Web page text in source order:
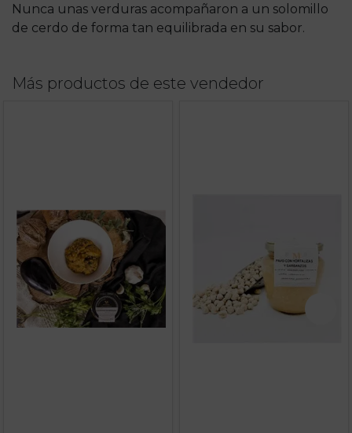
Nunca unas verduras acompañaron a un solomillo
de cerdo de forma tan equilibrada en su sabor.
Más productos de este vendedor